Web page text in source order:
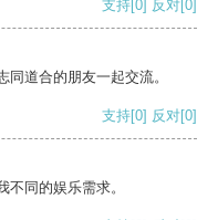
支持[0] 反对[0]
道合的朋友一起交流。
支持[0] 反对[0]
同的娱乐需求。